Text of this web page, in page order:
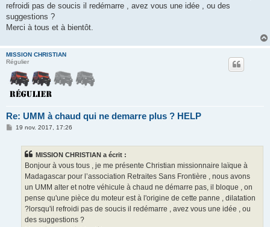
refroidi pas de soucis il redémarre , avez vous une idée , ou des
suggestions ?
Merci à tous et à bientôt.
MISSION CHRISTIAN
Régulier
Re: UMM à chaud qui ne demarre plus ? HELP
M
19 nov. 2017, 17:26
MISSION CHRISTIAN a écrit :
Bonjour à vous tous , je me présente Christian missionnaire laïque à
Madagascar pour l’association Retraites Sans Frontière , nous avons
un UMM alter et notre véhicule à chaud ne démarre pas, il bloque , on
pense qu'une pièce du moteur est à l'origine de cette panne , dilatation
?lorsqu'il refroidi pas de soucis il redémarre , avez vous une idée , ou
des suggestions ?